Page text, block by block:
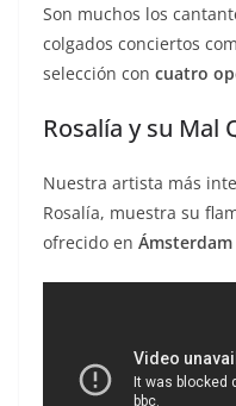
Son muchos los
colgados conciertos
selección con cuatro
Rosalía y su Mal
Nuestra artista más
Rosalía, muestra su
ofrecido en